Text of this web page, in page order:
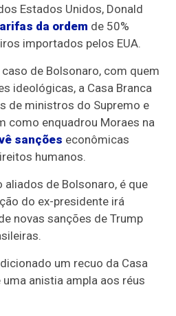
Estados Unidos, Donald
da ordem de 50%
importados pelos EUA.
de Bolsonaro, com quem
ideológicas, a Casa Branca
de ministros do Supremo e
como enquadrou Moraes na
sanções econômicas
humanos.
aliados de Bolsonaro, é que
do ex-presidente irá
novas sanções de Trump
um recuo da Casa
anistia ampla aos réus